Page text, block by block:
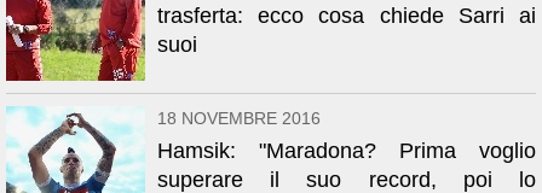
trasferta: ecco cosa chiede Sarri ai
suoi
18 NOVEMBRE 2016
Hamsik: "Maradona? Prima voglio
superare il suo record, poi lo